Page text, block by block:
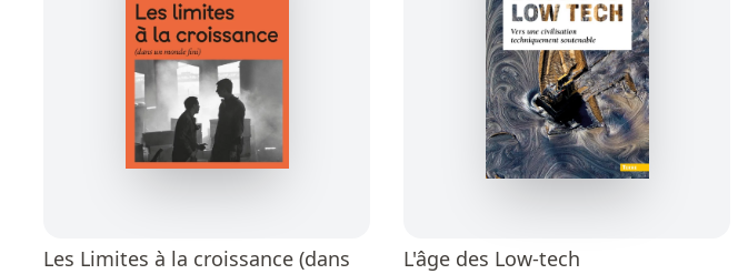
Les Limites à la croissance (dans
L'âge des Low-tech